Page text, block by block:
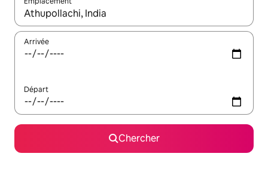
Quand les résultats sont affichés, parcourez-les en utilisant
Arrivée
Départ
Chercher